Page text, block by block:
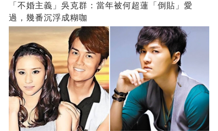
「不婚主義」吳克群：當年被何超蓮「倒貼」愛
過，幾番沉浮成糊咖